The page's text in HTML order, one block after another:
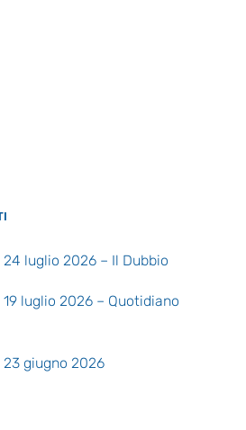
luglio 2026 – Il Dubbio
luglio 2026 – Quotidiano
giugno 2026